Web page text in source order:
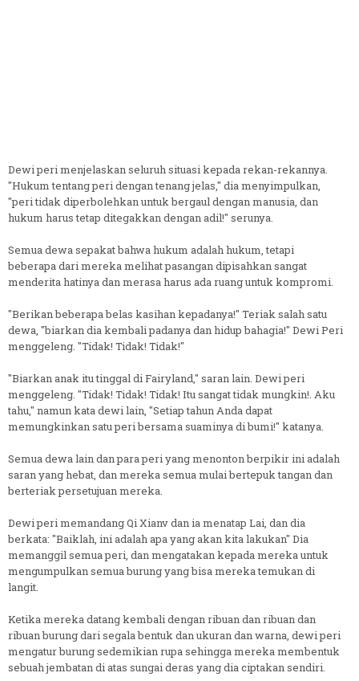
Dewi peri menjelaskan seluruh situasi kepada rekan-rekannya.
"Hukum tentang peri dengan tenang jelas," dia menyimpulkan,
"peri tidak diperbolehkan untuk bergaul dengan manusia, dan
hukum harus tetap ditegakkan dengan adil!" serunya.
Semua dewa sepakat bahwa hukum adalah hukum, tetapi
beberapa dari mereka melihat pasangan dipisahkan sangat
menderita hatinya dan merasa harus ada ruang untuk kompromi.
"Berikan beberapa belas kasihan kepadanya!" Teriak salah satu
dewa, "biarkan dia kembali padanya dan hidup bahagia!" Dewi Peri
menggeleng. "Tidak! Tidak! Tidak!"
"Biarkan anak itu tinggal di Fairyland," saran lain. Dewi peri
menggeleng. "Tidak! Tidak! Tidak! Itu sangat tidak mungkin!. Aku
tahu," namun kata dewi lain, "Setiap tahun Anda dapat
memungkinkan satu peri bersama suaminya di bumi!" katanya.
Semua dewa lain dan para peri yang menonton berpikir ini adalah
saran yang hebat, dan mereka semua mulai bertepuk tangan dan
berteriak persetujuan mereka.
Dewi peri memandang Qi Xianv dan ia menatap Lai, dan dia
berkata: "Baiklah, ini adalah apa yang akan kita lakukan" Dia
memanggil semua peri, dan mengatakan kepada mereka untuk
mengumpulkan semua burung yang bisa mereka temukan di
langit.
Ketika mereka datang kembali dengan ribuan dan ribuan dan
ribuan burung dari segala bentuk dan ukuran dan warna, dewi peri
mengatur burung sedemikian rupa sehingga mereka membentuk
sebuah jembatan di atas sungai deras yang dia ciptakan sendiri.